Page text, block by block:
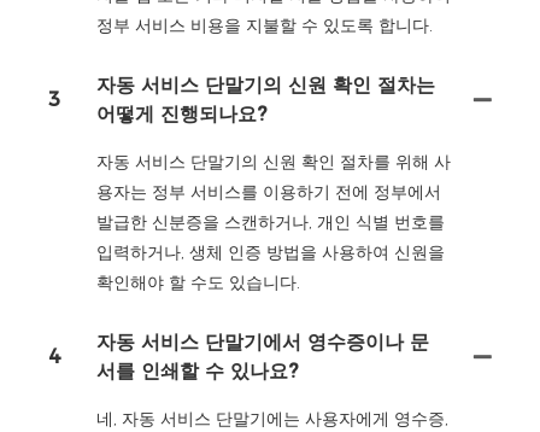
정부 서비스 비용을 지불할 수 있도록 합니다.
3
자동 서비스 단말기의 신원 확인 절차는
어떻게 진행되나요?
자동 서비스 단말기의 신원 확인 절차를 위해 사
용자는 정부 서비스를 이용하기 전에 정부에서
발급한 신분증을 스캔하거나, 개인 식별 번호를
입력하거나, 생체 인증 방법을 사용하여 신원을
확인해야 할 수도 있습니다.
4
자동 서비스 단말기에서 영수증이나 문
서를 인쇄할 수 있나요?
네, 자동 서비스 단말기에는 사용자에게 영수증,